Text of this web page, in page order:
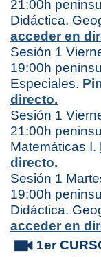
21:00h
Didáctica.
acceder en
Sesión 1
19:00h
Especiales.
directo.
Sesión 1
21:00h
Matemáticas I.
directo.
Sesión 1
19:00h
Didáctica.
acceder en
1er